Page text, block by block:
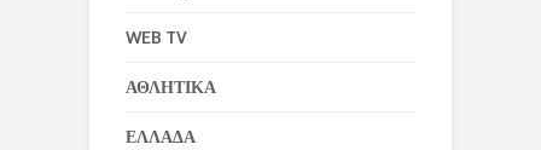
WEB TV
ΑΘΛΗΤΙΚΑ
ΕΛΛΑΔΑ